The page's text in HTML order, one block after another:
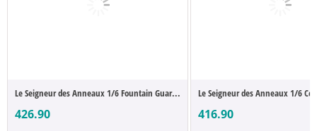
Le Seigneur des Anneaux 1/6 Fountain Guar...
426.90
Le Seigneur des Anneaux 1/6
416.90